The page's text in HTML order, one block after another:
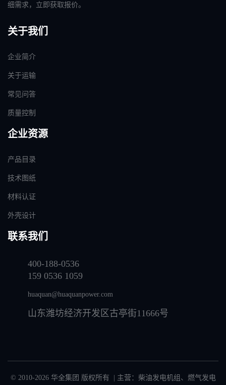
细需求，立即获取报价。
关于我们
企业简介
关于运输
常见问答
质量控制
企业资源
产品目录
技术图纸
材料认证
外壳设计
联系我们
400-188-0536
159 0536 1059
huaquan@huaquanpower.com
山东潍坊经济开发区古亭街11666号
© 2010-2026 华全集团 版权所有 | 主营： 柴油发电机组 、 燃气发电